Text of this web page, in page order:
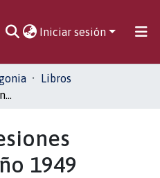
Iniciar sesión
Libros
Actas de las Sesiones Municipales año 1949
1949